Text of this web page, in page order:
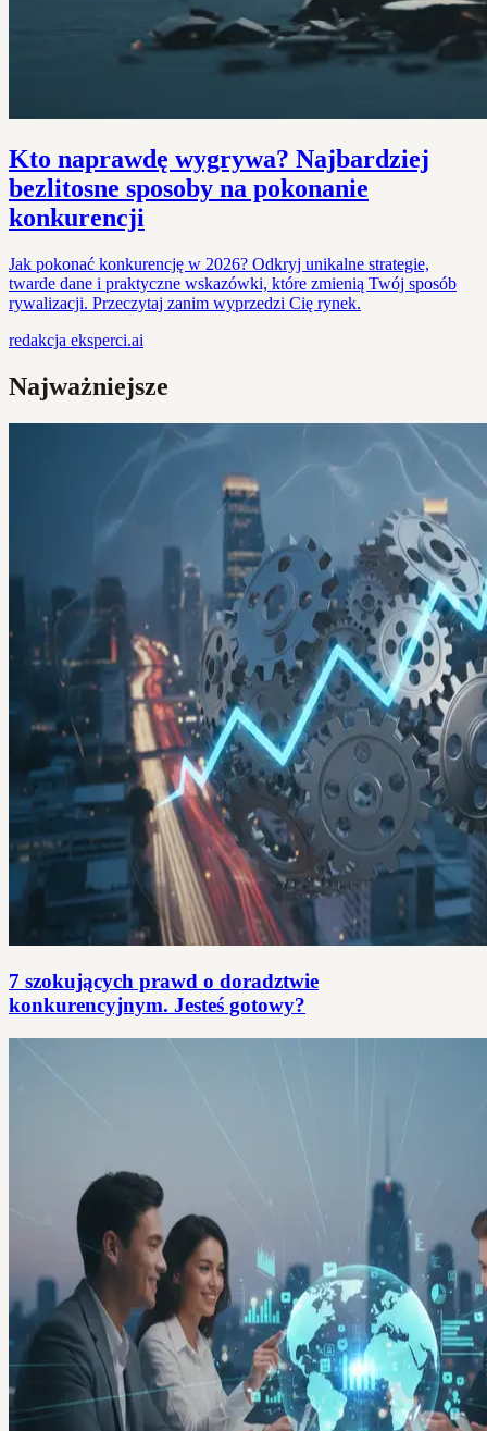
Kto naprawdę wygrywa? Najbardziej
bezlitosne sposoby na pokonanie
konkurencji
Jak pokonać konkurencję w 2026? Odkryj unikalne strategie,
twarde dane i praktyczne wskazówki, które zmienią Twój sposób
rywalizacji. Przeczytaj zanim wyprzedzi Cię rynek.
redakcja eksperci.ai
Najważniejsze
7 szokujących prawd o doradztwie
konkurencyjnym. Jesteś gotowy?